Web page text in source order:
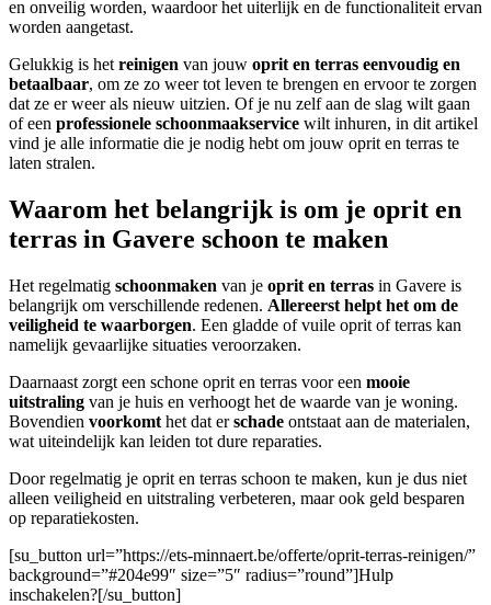
en onveilig worden, waardoor het uiterlijk en de functionaliteit ervan
worden aangetast.
Gelukkig is het reinigen van jouw oprit en terras eenvoudig en
betaalbaar, om ze zo weer tot leven te brengen en ervoor te zorgen
dat ze er weer als nieuw uitzien. Of je nu zelf aan de slag wilt gaan
of een professionele schoonmaakservice wilt inhuren, in dit artikel
vind je alle informatie die je nodig hebt om jouw oprit en terras te
laten stralen.
Waarom het belangrijk is om je oprit en
terras in Gavere schoon te maken
Het regelmatig schoonmaken van je oprit en terras in Gavere is
belangrijk om verschillende redenen. Allereerst helpt het om de
veiligheid te waarborgen. Een gladde of vuile oprit of terras kan
namelijk gevaarlijke situaties veroorzaken.
Daarnaast zorgt een schone oprit en terras voor een mooie
uitstraling van je huis en verhoogt het de waarde van je woning.
Bovendien voorkomt het dat erschade ontstaat aan de materialen,
wat uiteindelijk kan leiden tot dure reparaties.
Door regelmatig je oprit en terras schoon te maken, kun je dus niet
alleen veiligheid en uitstraling verbeteren, maar ook geld besparen
op reparatiekosten.
[su_button url=”https://ets-minnaert.be/offerte/oprit-terras-reinigen/”
background=”#204e99″ size=”5″ radius=”round”]Hulp
inschakelen?[/su_button]